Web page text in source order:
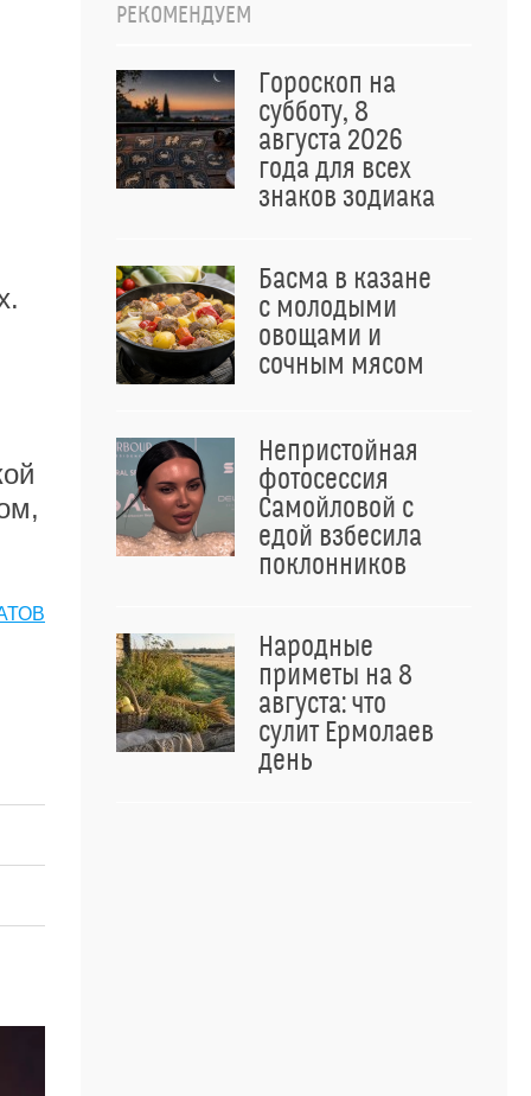
РЕКОМЕНДУЕМ
Гороскоп на
субботу, 8
августа 2026
года для всех
знаков зодиака
Басма в казане
с молодыми
овощами и
сочным мясом
Непристойная
фотосессия
Самойловой с
едой взбесила
поклонников
Народные
приметы на 8
августа: что
сулит Ермолаев
день